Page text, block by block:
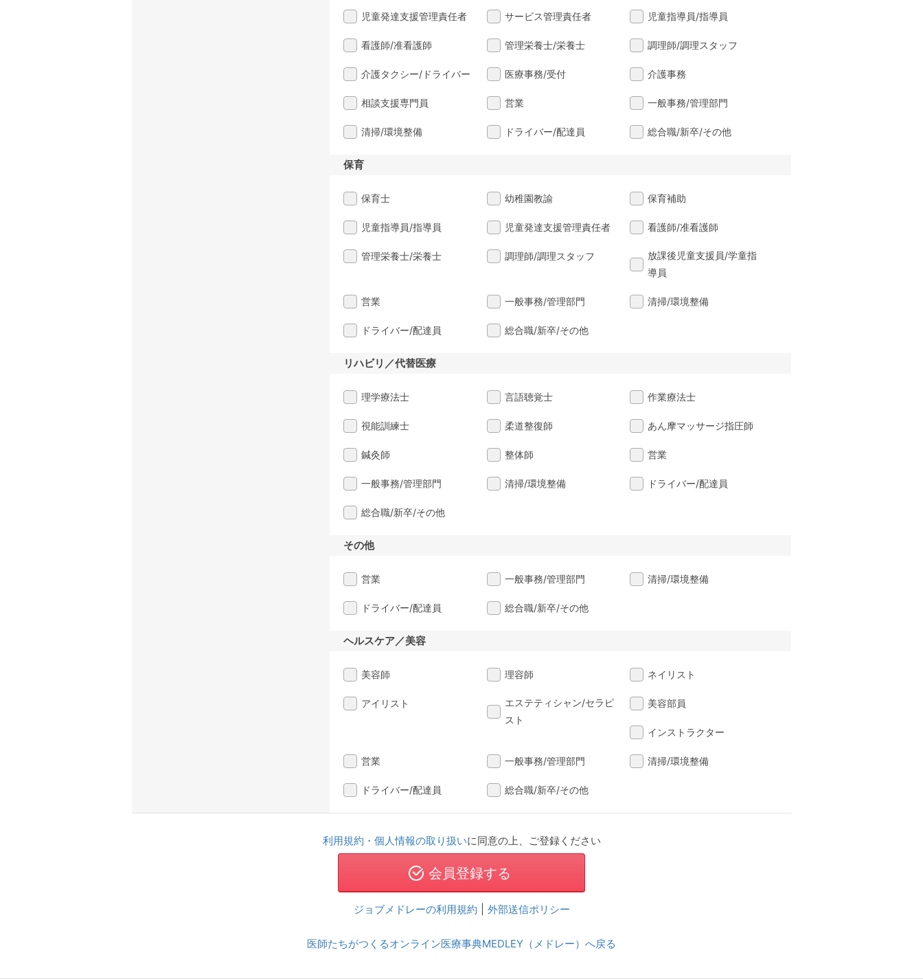
児童発達支援管理責任者 サービス管理責任者 児童指導員/指導員
看護師/准看護師 管理栄養士/栄養士 調理師/調理スタッフ
介護タクシー/ドライバー 医療事務/受付 介護事務
相談支援専門員 営業 一般事務/管理部門
清掃/環境整備 ドライバー/配達員 総合職/新卒/その他
保育
保育士 幼稚園教諭 保育補助
児童指導員/指導員 児童発達支援管理責任者 看護師/准看護師
管理栄養士/栄養士 調理師/調理スタッフ
放課後児童支援員/学童指
導員
営業 一般事務/管理部門 清掃/環境整備
ドライバー/配達員 総合職/新卒/その他
リハビリ／代替医療
理学療法士 言語聴覚士 作業療法士
視能訓練士 柔道整復師 あん摩マッサージ指圧師
鍼灸師 整体師 営業
一般事務/管理部門 清掃/環境整備 ドライバー/配達員
総合職/新卒/その他
その他
営業 一般事務/管理部門 清掃/環境整備
ドライバー/配達員 総合職/新卒/その他
ヘルスケア／美容
美容師 理容師 ネイリスト
アイリスト
エステティシャン/セラピ
スト
美容部員
インストラクター
営業 一般事務/管理部門 清掃/環境整備
ドライバー/配達員 総合職/新卒/その他
利用規約・個人情報の取り扱いに同意の上、ご登録ください
ジョブメドレーの利用規約 外部送信ポリシー
医師たちがつくるオンライン医療事典MEDLEY（メドレー）へ戻る